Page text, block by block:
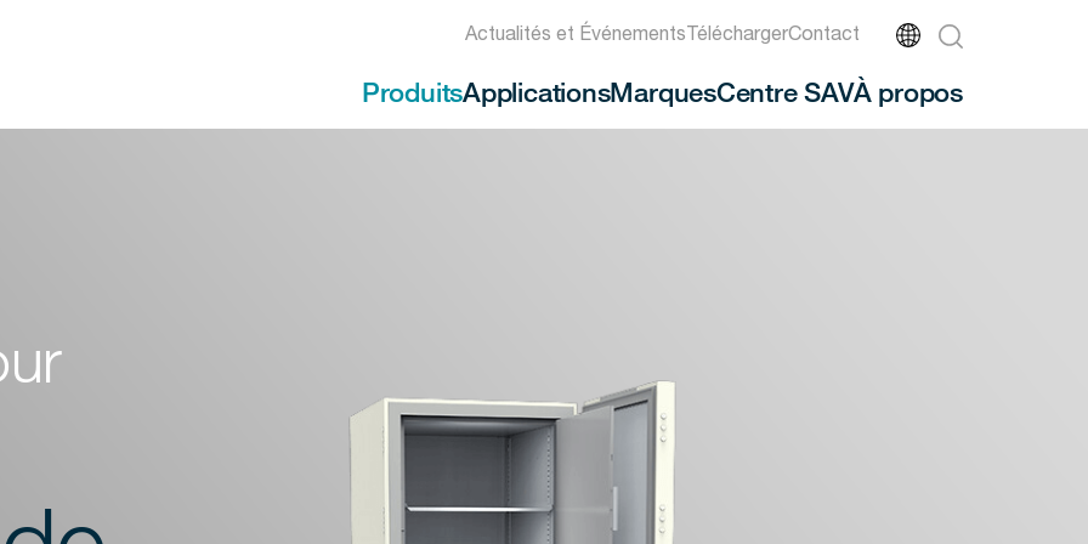
Actualités et ÉvénementsTéléchargerContact
ProduitsApplicationsMarquesCentre SAVÀ propos